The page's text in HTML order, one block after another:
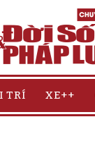
TRÍ XE++